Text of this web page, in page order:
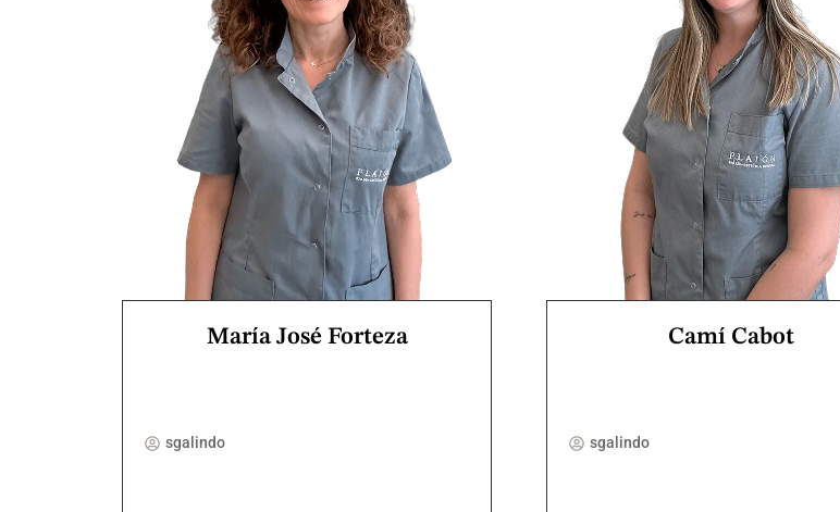
María José Forteza
sgalindo
Camí Cabot
sgalindo